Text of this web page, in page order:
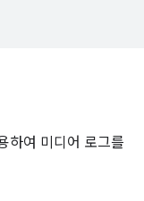
하여 미디어 로그를